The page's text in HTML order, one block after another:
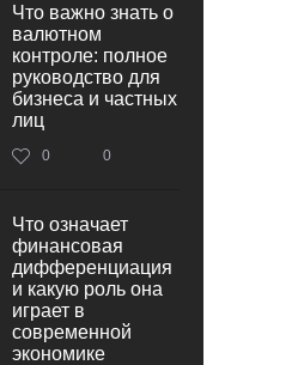
Что важно знать о
валютном
контроле: полное
руководство для
бизнеса и частных
лиц
0 0
Что означает
финансовая
дифференциация
и какую роль она
играет в
современной
экономике